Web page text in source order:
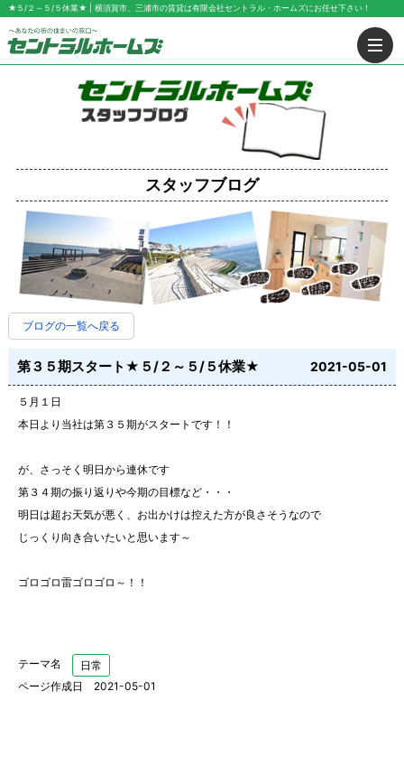
★５/２～５/５休業★ | 横須賀市、三浦市の賃貸は有限会社セントラル・ホームズにお任せ下さい！
スタッフブログ
ブログの一覧へ戻る
第３５期スタート★５/２～５/５休業★ 2021-05-01
５月１日
本日より当社は第３５期がスタートです！！
が、さっそく明日から連休です
第３４期の振り返りや今期の目標など・・・
明日は超お天気が悪く、お出かけは控えた方が良さそうなので
じっくり向き合いたいと思います～
ゴロゴロ雷ゴロゴロ～！！
テーマ名
日常
ページ作成日 2021-05-01